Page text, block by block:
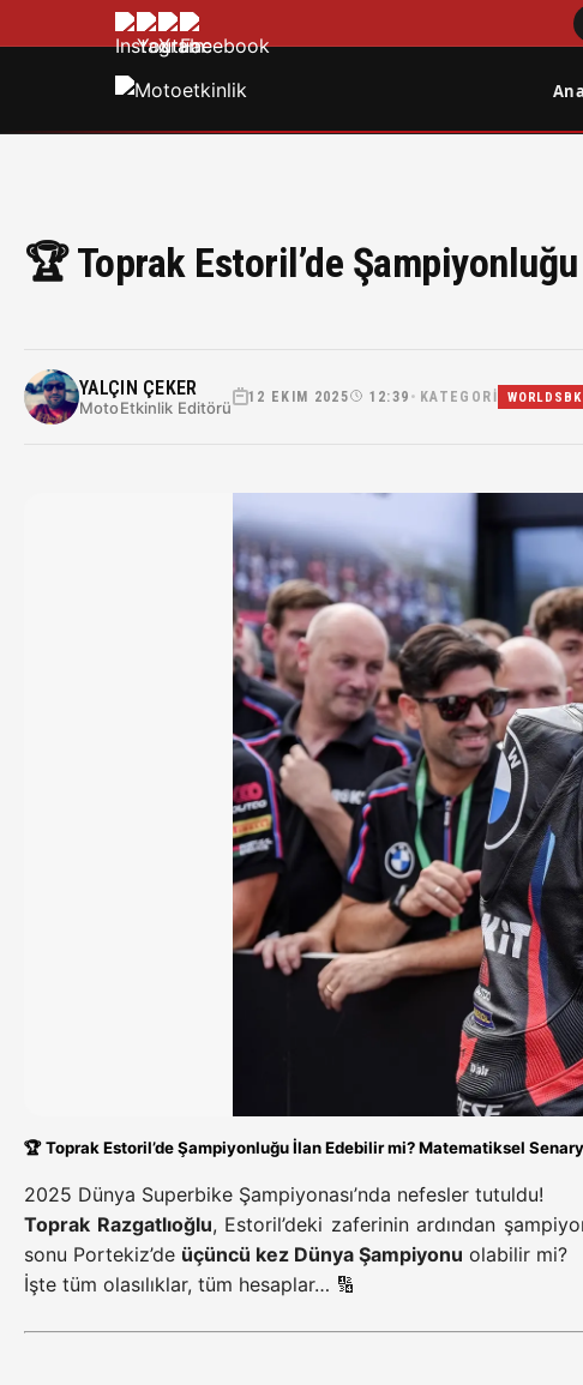
🏆 Toprak Estoril’de
YALÇIN ÇEKER
MotoEtkinlik Editörü
12 EKIM 2025 12:39 • KATEGORI WORLDSBK
🏆Toprak Estoril’de Şampiyonluğu İlan Edebilir mi? Matematiksel
2025 Dünya Superbike Şampiyonası’nda nefesler tutuldu!
Toprak Razgatlıoğlu, Estoril’deki zaferinin ardından
sonu Portekiz’de üçüncü kez Dünya Şampiyonu olabilir mi?
İşte tüm olasılıklar, tüm hesaplar… 🔢